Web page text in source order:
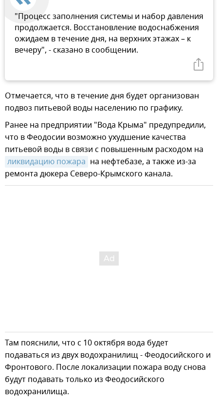
"Процесс заполнения системы и набор давления
продолжается. Восстановление водоснабжения
ожидаем в течение дня, на верхних этажах – к
вечеру", - сказано в сообщении.
Отмечается, что в течение дня будет организован
подвоз питьевой воды населению по графику.
Ранее на предприятии "Вода Крыма" предупредили,
что в Феодосии возможно ухудшение качества
питьевой воды в связи с повышенным расходом на
ликвидацию пожара на нефтебазе, а также из-за
ремонта дюкера Северо-Крымского канала.
Там пояснили, что с 10 октября вода будет
подаваться из двух водохранилищ - Феодосийского и
Фронтового. После локализации пожара воду снова
будут подавать только из Феодосийского
водохранилища.